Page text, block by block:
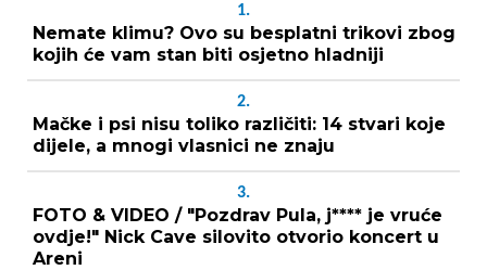
1.
Nemate klimu? Ovo su besplatni trikovi zbog
kojih će vam stan biti osjetno hladniji
2.
Mačke i psi nisu toliko različiti: 14 stvari koje
dijele, a mnogi vlasnici ne znaju
3.
FOTO & VIDEO / "Pozdrav Pula, j**** je vruće
ovdje!" Nick Cave silovito otvorio koncert u
Areni